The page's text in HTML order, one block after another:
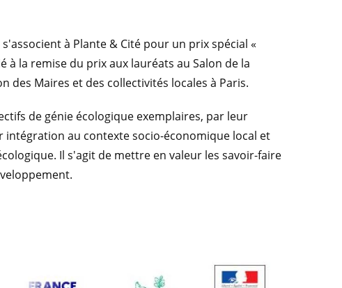
à Plante & Cité pour un prix spécial «
la remise du prix aux lauréats au Salon de la
des Maires et des collectivités locales à Paris.
de génie écologique exemplaires, par leur
au contexte socio-économique local et
Il s'agit de mettre en valeur les savoir-faire